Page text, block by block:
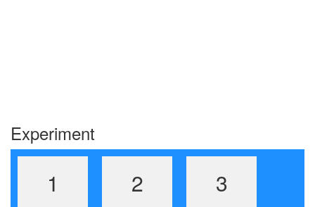
Experiment
1 2 3